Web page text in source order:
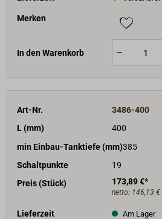
Merken
In den Warenkorb
Art-Nr.
3486-400
L (mm)
400
min Einbau-Tanktiefe (mm)385
Schaltpunkte
19
Preis (Stück)
173,89 €*
netto: 146,13 €
Lieferzeit Am Lager